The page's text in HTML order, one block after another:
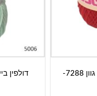
חוט כותנה- NELA Mini- גוון 7288-